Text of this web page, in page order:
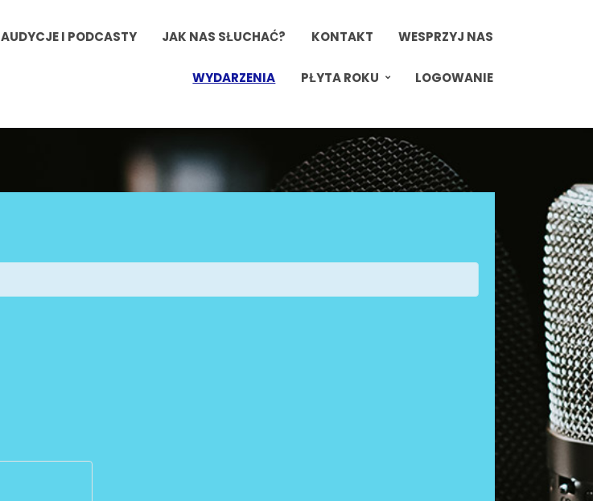
AUDYCJE I PODCASTY JAK NAS SŁUCHAĆ? KONTAKT WESPRZYJ NAS
WYDARZENIA PŁYTA ROKU LOGOWANIE